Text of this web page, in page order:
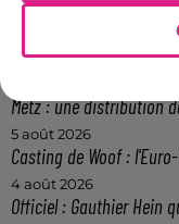
Lorraine : une journée
Metz : une distribution
5 août 2026
Casting de Woof :
4 août 2026
Officiel : Gauthier Hein